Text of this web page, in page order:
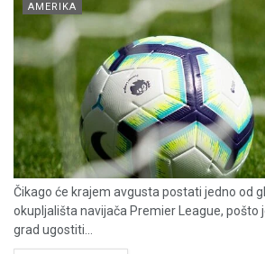
AMERIKA
Čikago će krajem avgusta postati jedno od
okupljališta navijača Premier League, pošto
grad ugostiti...